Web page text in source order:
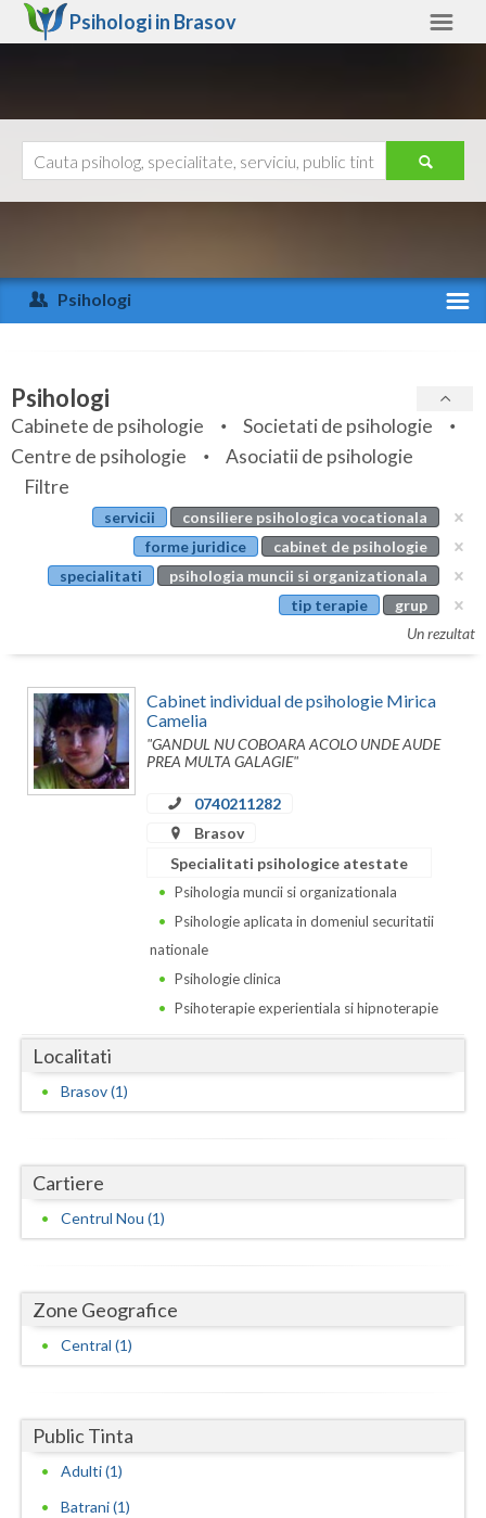
Psihologi in Brasov
Arad
Arges
Bihor
Bistrita-Nasaud
Botosani
Brasov
Calarasi
Caras-Severin
Giurgiu
Gorj
Hunedoara
Ialomita
Ilfov
Maramures
Mures
Neamt
Ajutor
Psihologi
Specialitati
Servicii
Articole
Evenimente
Cabinet
Psihologi
Cabinete de psihologie
Societati de psihologie
Centre de psihologie
Asociatii de psihologie
Filtre
servicii
consiliere psihologica vocationala
forme juridice
cabinet de psihologie
specialitati
psihologia muncii si organizationala
tip terapie
grup
Un rezultat
Cabinet individual de psihologie Mirica
Camelia
"GANDUL NU COBOARA ACOLO UNDE AUDE
PREA MULTA GALAGIE"
0740211282
Brasov
Specialitati psihologice atestate
Psihologia muncii si organizationala
Psihologie aplicata in domeniul securitatii
nationale
Psihologie clinica
Psihoterapie experientiala si hipnoterapie
Localitati
Brasov (1)
Cartiere
Centrul Nou (1)
Zone Geografice
Central (1)
Public Tinta
Adulti (1)
Batrani (1)